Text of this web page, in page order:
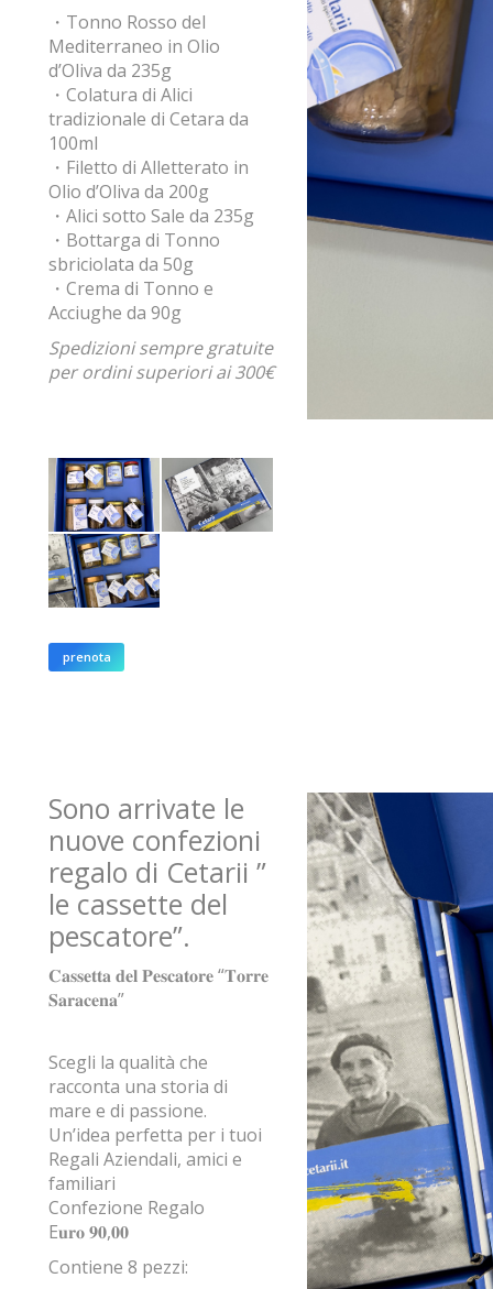
・Tonno Rosso del
Mediterraneo in Olio
d’Oliva da 235g
・Colatura di Alici
tradizionale di Cetara da
100ml
・Filetto di Alletterato in
Olio d’Oliva da 200g
・Alici sotto Sale da 235g
・Bottarga di Tonno
sbriciolata da 50g
・Crema di Tonno e
Acciughe da 90g
Spedizioni sempre gratuite
per ordini superiori ai 300€
prenota
Sono arrivate le
nuove confezioni
regalo di Cetarii ”
le cassette del
pescatore”.
𝐂𝐚𝐬𝐬𝐞𝐭𝐭𝐚 𝐝𝐞𝐥 𝐏𝐞𝐬𝐜𝐚𝐭𝐨𝐫𝐞“𝐓𝐨𝐫𝐫𝐞
𝐒𝐚𝐫𝐚𝐜𝐞𝐧𝐚”
Scegli la qualità che
racconta una storia di
mare e di passione.
Un’idea perfetta per i tuoi
Regali Aziendali, amici e
familiari
Confezione Regalo
E𝐮𝐫𝐨 𝟗𝟎,𝟎𝟎
Contiene 8 pezzi: